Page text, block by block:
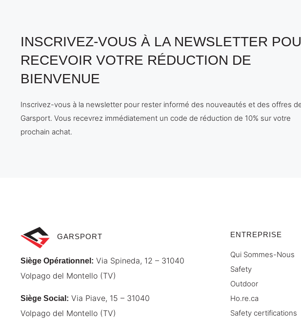
INSCRIVEZ-VOUS À LA NEWSLETTER
RECEVOIR VOTRE RÉDUCTION DE
BIENVENUE
Inscrivez-vous à la newsletter pour rester informé des nouveautés et des offres
Garsport. Vous recevrez immédiatement un code de réduction de 10% sur votre
prochain achat.
GARSPORT
Siège Opérationnel : Via Spineda, 12 – 31040
Volpago del Montello (TV)
Siège Social : Via Piave, 15 – 31040
Volpago del Montello (TV)
ENTREPRISE
Qui Sommes-Nous
Safety
Outdoor
Ho.re.ca
Safety certifications